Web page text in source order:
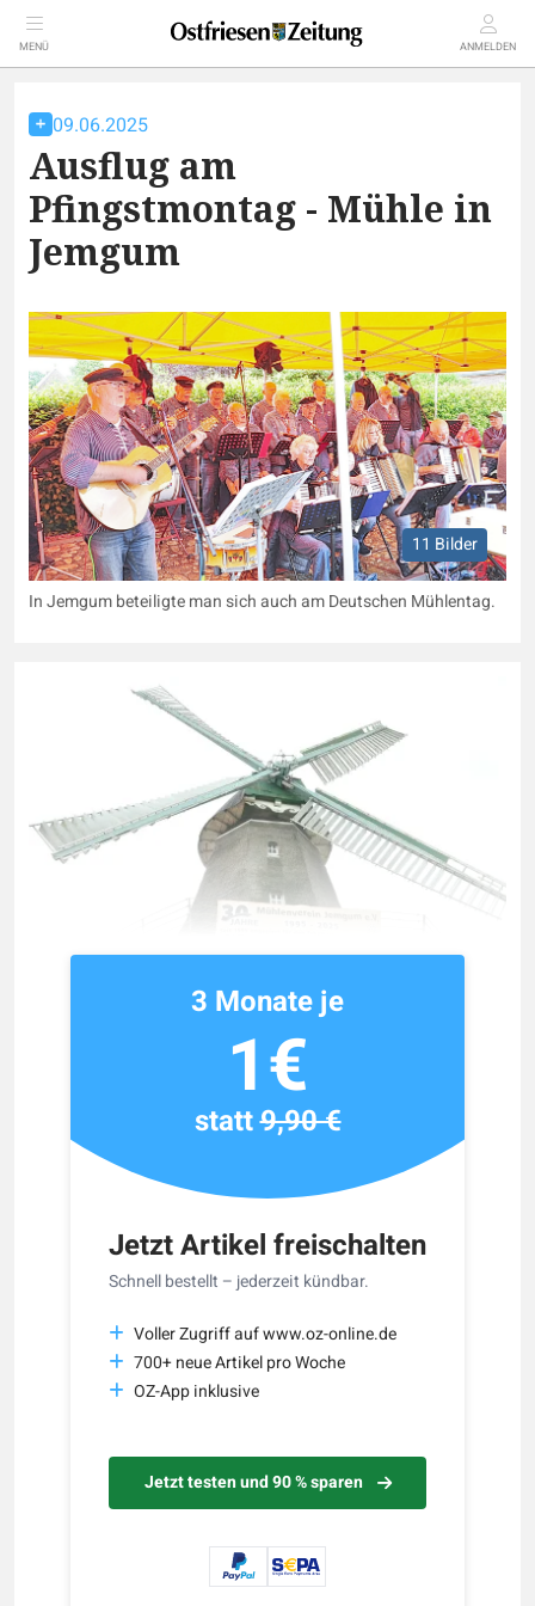
MENÜ ANMELDEN
09.06.2025
Ausflug am
Pfingstmontag - Mühle in
Jemgum
11 Bilder
In Jemgum beteiligte man sich auch am Deutschen Mühlentag.
Jetzt Artikel freischalten
Schnell bestellt – jederzeit kündbar.
Voller Zugriff auf www.oz-online.de
700+ neue Artikel pro Woche
OZ-App inklusive
Jetzt testen und 90 % sparen
3 Monate je
1€
statt9,90 €